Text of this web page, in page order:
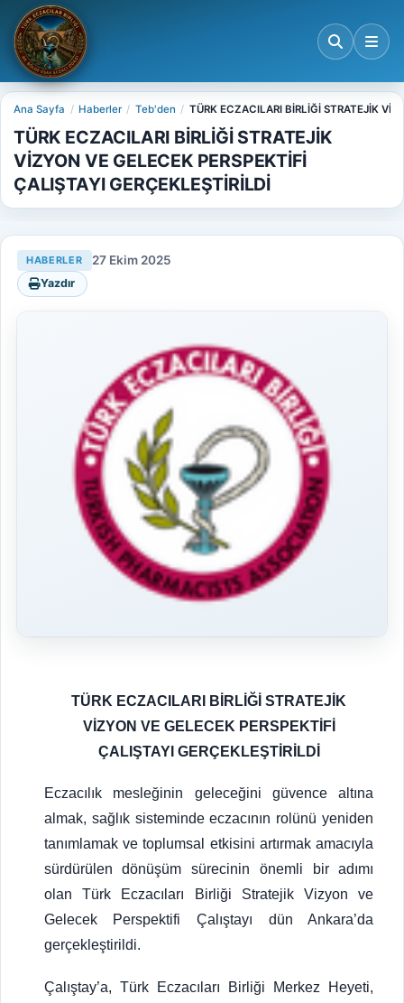
Ana Sayfa Haberler Teb'den TÜRK ECZACILARI BİRLİĞİ STRATEJİK
TÜRK ECZACILARI BİRLİĞİ STRATEJİK
VİZYON VE GELECEK PERSPEKTİFİ
ÇALIŞTAYI GERÇEKLEŞTİRİLDİ
HABERLER 27 Ekim 2025
Yazdır
TÜRK ECZACILARI BİRLİĞİ STRATEJİK
VİZYON VE GELECEK PERSPEKTİFİ
ÇALIŞTAYI GERÇEKLEŞTİRİLDİ
Eczacılık mesleğinin geleceğini güvence altına
almak, sağlık sisteminde eczacının rolünü yeniden
tanımlamak ve toplumsal etkisini artırmak amacıyla
sürdürülen dönüşüm sürecinin önemli bir adımı
olan Türk Eczacıları Birliği Stratejik Vizyon ve
Gelecek Perspektifi Çalıştayı dün Ankara’da
gerçekleştirildi.
Çalıştay’a, Türk Eczacıları Birliği Merkez Heyeti,